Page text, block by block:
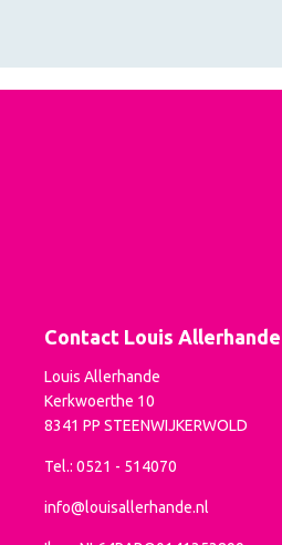
Contact Louis Allerhande
Louis Allerhande
Kerkwoerthe 10
8341 PP STEENWIJKERWOLD
Tel.: 0521 - 514070
info@louisallerhande.nl